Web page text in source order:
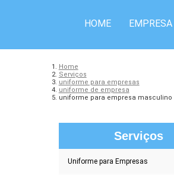
HOME EMPRESA
Home
Serviços
uniforme para empresas
uniforme de empresa
uniforme para empresa
Serviços
Uniforme para Empresas